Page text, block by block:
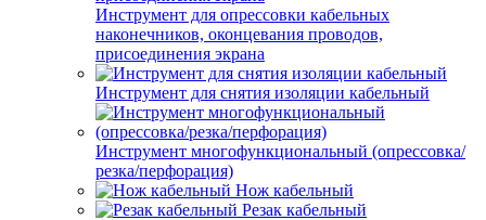
Инструмент для опрессовки кабельных
наконечников, оконцевания проводов,
присоединения экрана
Инструмент для снятия изоляции кабельный
Инструмент многофункциональный (опрессовка/
резка/перфорация)
Нож кабельный
Резак кабельный